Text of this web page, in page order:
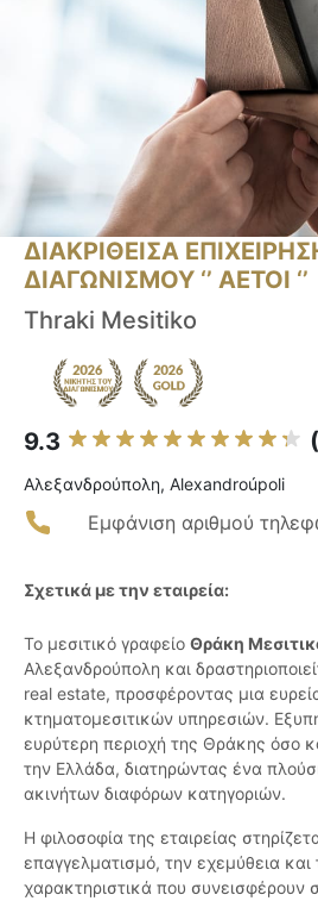
ΔΙΑΚΡΙΘΕΙΣΑ
ΔΙΑΓΩΝΙΣΜΟΥ ‘’ ΑΕΤΟΙ ‘’
Thraki Mesitiko
9.3
Αλεξανδρούπολη, Alexandroúpoli
Εμφάνιση αριθμού
Σχετικά με την εταιρεία:
Το μεσιτικό γραφείο Θράκη
Αλεξανδρούπολη και
real estate, προσφέροντας μια
κτηματομεσιτικών υπηρεσιών.
ευρύτερη περιοχή της Θράκης όσο
την Ελλάδα, διατηρώντας ένα
ακινήτων διαφόρων κατηγοριών.
Η φιλοσοφία της εταιρείας
επαγγελματισμό, την εχεμύθεια και
χαρακτηριστικά που συνεισφέρουν